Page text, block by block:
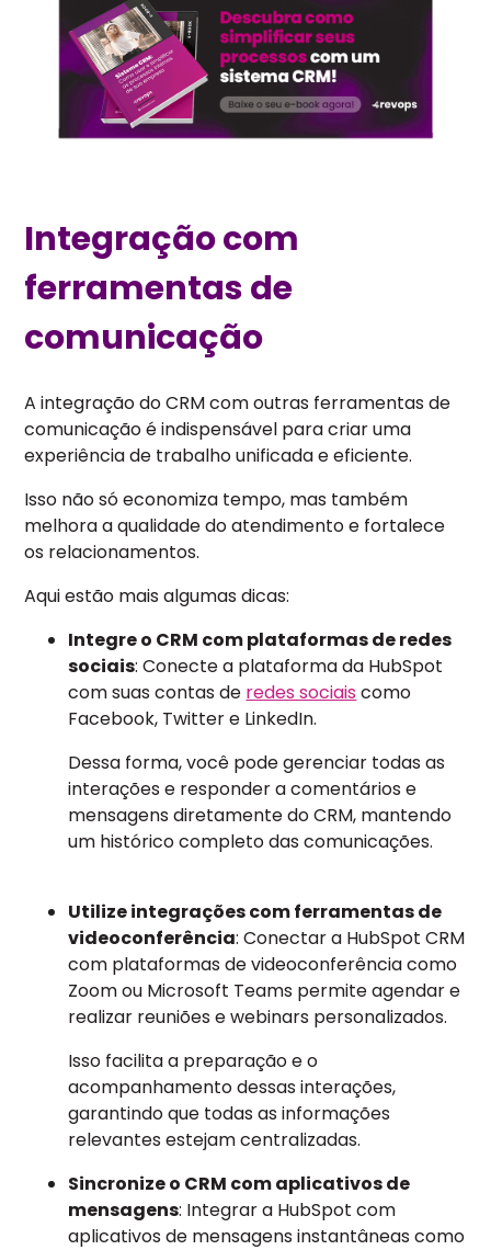
Integração com
ferramentas de
comunicação
A integração do CRM com outras ferramentas de
comunicação é indispensável para criar uma
experiência de trabalho unificada e eficiente.
Isso não só economiza tempo, mas também
melhora a qualidade do atendimento e fortalece
os relacionamentos.
Aqui estão mais algumas dicas:
Integre o CRM com plataformas de redes
sociais: Conecte a plataforma da HubSpot
com suas contas de redes sociais como
Facebook, Twitter e LinkedIn.
Dessa forma, você pode gerenciar todas as
interações e responder a comentários e
mensagens diretamente do CRM, mantendo
um histórico completo das comunicações.
Utilize integrações com ferramentas de
videoconferência: Conectar a HubSpot CRM
com plataformas de videoconferência como
Zoom ou Microsoft Teams permite agendar e
realizar reuniões e webinars personalizados.
Isso facilita a preparação e o
acompanhamento dessas interações,
garantindo que todas as informações
relevantes estejam centralizadas.
Sincronize o CRM com aplicativos de
mensagens: Integrar a HubSpot com
aplicativos de mensagens instantâneas como